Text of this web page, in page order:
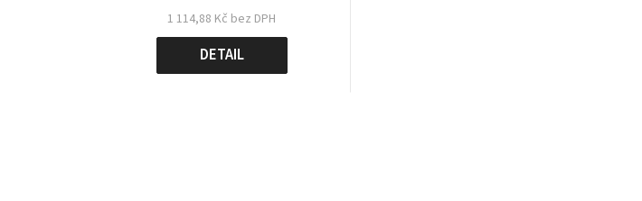
1 114,88 Kč bez DPH
DETAIL